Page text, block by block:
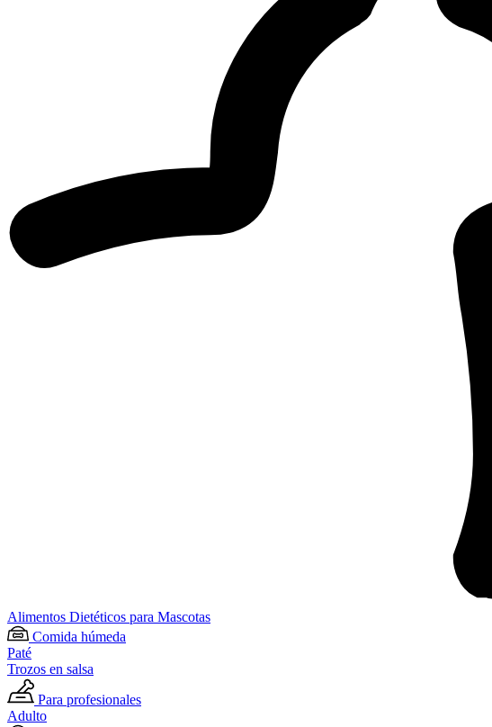
Alimentos Dietéticos para Mascotas
Comida húmeda
Paté
Trozos en salsa
Para profesionales
Adulto